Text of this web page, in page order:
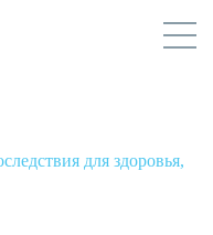
для здоровья,